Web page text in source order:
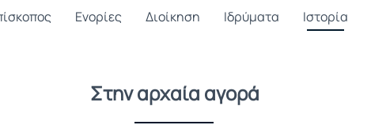
Ενορίες Διοίκηση Ιδρύματα Ιστορία
Στην αρχαία αγορά